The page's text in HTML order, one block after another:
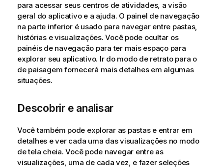
para acessar seus centros de atividades, a visão
geral do aplicativo e a ajuda. O painel de navegação
na parte inferior é usado para navegar entre pastas,
histórias e visualizações. Você pode ocultar os
painéis de navegação para ter mais espaço para
explorar seu aplicativo. Ir do modo de retrato para o
de paisagem fornecerá mais detalhes em algumas
situações.
Descobrir e analisar
Você também pode explorar as pastas e entrar em
detalhes e ver cada uma das visualizações no modo
de tela cheia. Você pode navegar entre as
visualizações, uma de cada vez, e fazer seleções